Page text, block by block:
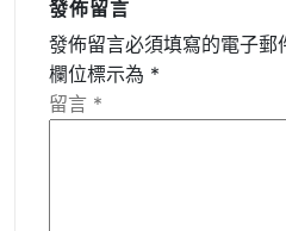
發佈留言
發佈留言必須填寫的電子郵
欄位標示為 *
留言 *